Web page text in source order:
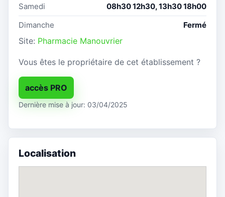
Samedi
08h30 12h30, 13h30 18h00
Dimanche
Fermé
Site: Pharmacie Manouvrier
Vous êtes le propriétaire de cet établissement ?
accès PRO
Dernière mise à jour: 03/04/2025
Localisation